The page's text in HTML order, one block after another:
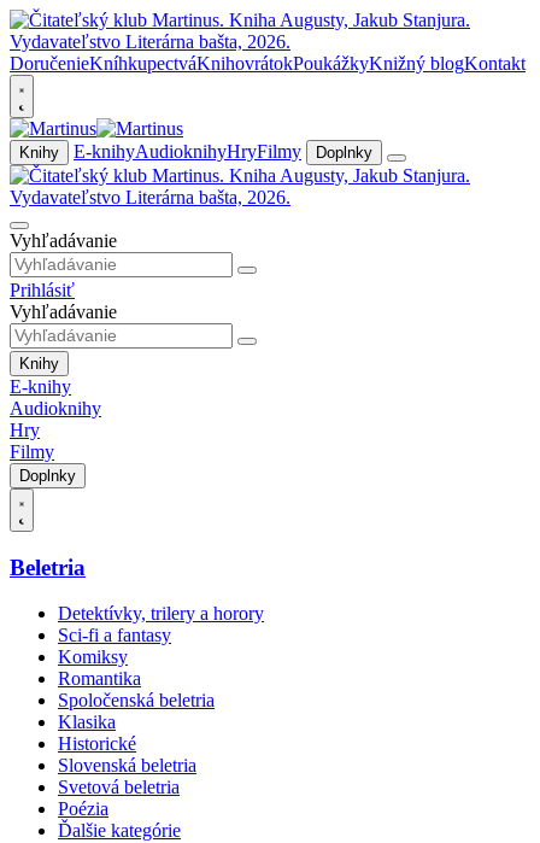
DoručenieKníhkupectváKnihovrátokPoukážkyKnižný blogKontakt
Knihy E-knihyAudioknihyHryFilmy Doplnky
Vyhľadávanie
Prihlásiť
Vyhľadávanie
Knihy
E-knihy
Audioknihy
Hry
Filmy
Doplnky
Beletria
Detektívky, trilery a horory
Sci-fi a fantasy
Komiksy
Romantika
Spoločenská beletria
Klasika
Historické
Slovenská beletria
Svetová beletria
Poézia
Ďalšie kategórie